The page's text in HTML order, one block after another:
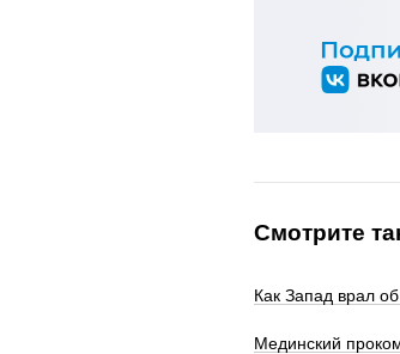
Смотрите
Как Запад врал
Мединский